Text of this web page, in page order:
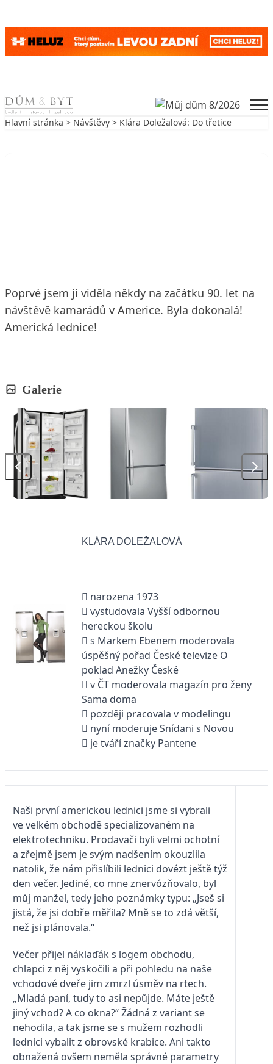
Skip to content
Hlavní stránka > Návštěvy > Klára Doležalová: Do třetice
Poprvé jsem ji viděla někdy na začátku 90. let na
návštěvě kamarádů v Americe. Byla dokonalá!
Americká lednice!
Galerie
KLÁRA DOLEŽALOVÁ
 narozena 1973
 vystudovala Vyšší odbornou
hereckou školu
 s Markem Ebenem moderovala
úspěšný pořad České televize O
poklad Anežky České
 v ČT moderovala magazín pro ženy
Sama doma
 později pracovala v modelingu
 nyní moderuje Snídani s Novou
 je tváří značky Pantene
Naši první americkou lednici jsme si vybrali
ve velkém obchodě specializovaném na
elektrotechniku. Prodavači byli velmi ochotní
a zřejmě jsem je svým nadšením okouzlila
natolik, že nám přislíbili lednici dovézt ještě týž
den večer. Jediné, co mne znervózňovalo, byl
můj manžel, tedy jeho poznámky typu: „Jseš si
jistá, že jsi dobře měřila? Mně se to zdá větší,
než jsi plánovala.“
Večer přijel náklaďák s logem obchodu,
chlapci z něj vyskočili a při pohledu na naše
vchodové dveře jim zmrzl úsměv na rtech.
„Mladá paní, tudy to asi nepůjde. Máte ještě
jiný vchod? A co okna?“ Žádná z variant se
nehodila, a tak jsme se s mužem rozhodli
lednici vybalit z obrovské krabice. Ani takto
obnažená ovšem neměla správné parametry